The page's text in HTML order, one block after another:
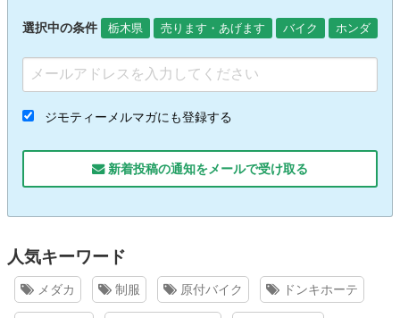
選択中の条件 栃木県 売ります・あげます バイク ホンダ
ジモティーメルマガにも登録する
新着投稿の通知をメールで受け取る
人気キーワード
メダカ 制服 原付バイク ドンキホーテ